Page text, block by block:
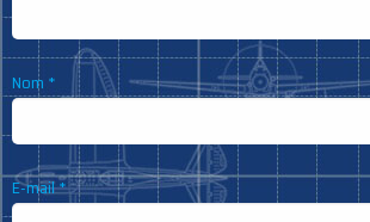
Nom *
E-mail*